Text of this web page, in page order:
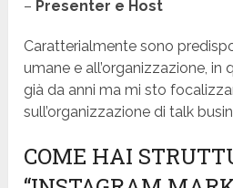
– Presenter e Host
Caratterialmente sono
umane e all’organizzazione,
già da anni ma mi sto
sull’organizzazione di talk
COME HAI